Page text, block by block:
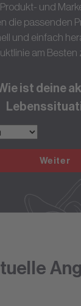
und
die passenden
und einfach
am Besten
ist deine
Weiter